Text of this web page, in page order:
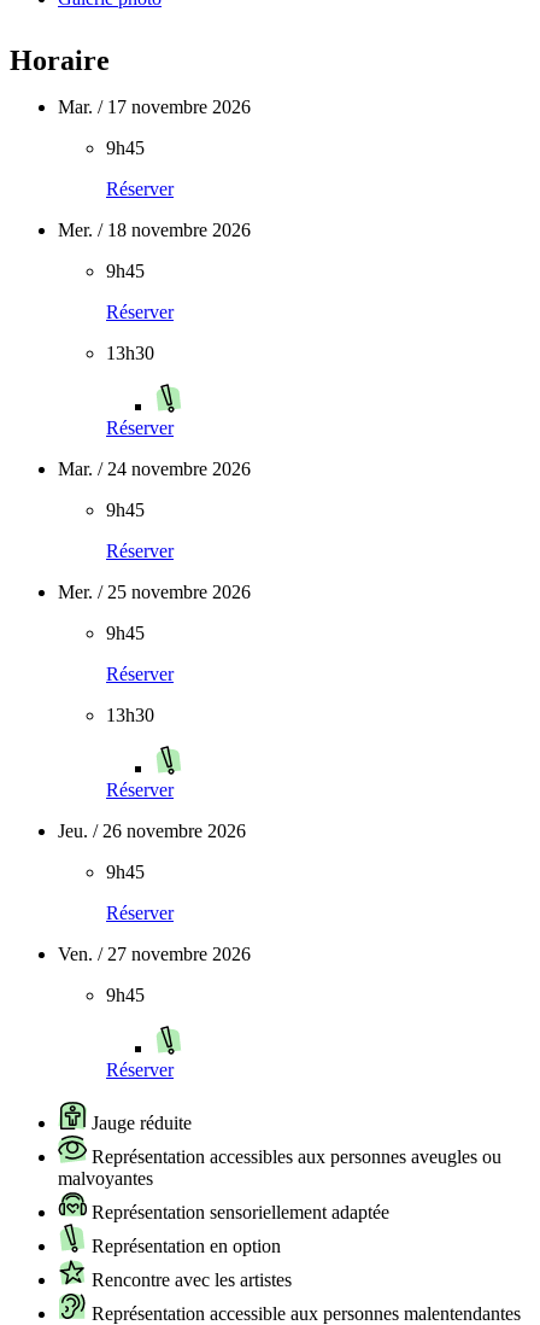
Horaire
Mar. / 17 novembre 2026
9h45
Réserver
Mer. / 18 novembre 2026
9h45
Réserver
13h30
Réserver
Mar. / 24 novembre 2026
9h45
Réserver
Mer. / 25 novembre 2026
9h45
Réserver
13h30
Réserver
Jeu. / 26 novembre 2026
9h45
Réserver
Ven. / 27 novembre 2026
9h45
Réserver
Jauge réduite
Représentation accessibles aux personnes aveugles ou
malvoyantes
Représentation sensoriellement adaptée
Représentation en option
Rencontre avec les artistes
Représentation accessible aux personnes malentendantes